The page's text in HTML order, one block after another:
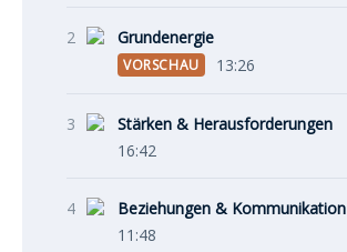
2 Grundenergie
VORSCHAU 13:26
3
Stärken & Herausforderungen
16:42
4
Beziehungen & Kommunikation
11:48